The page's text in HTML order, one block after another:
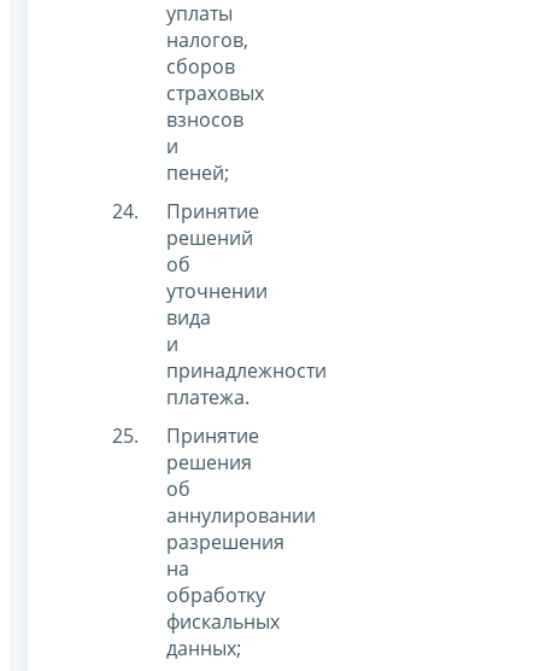
уплаты
налогов,
сборов
страховых
взносов
и
пеней;
Принятие
решений
об
уточнении
вида
и
принадлежности
платежа.
Принятие
решения
об
аннулировании
разрешения
на
обработку
фискальных
данных;